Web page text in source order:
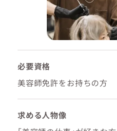
必要資格
美容師免許をお持ちの方
求める人物像